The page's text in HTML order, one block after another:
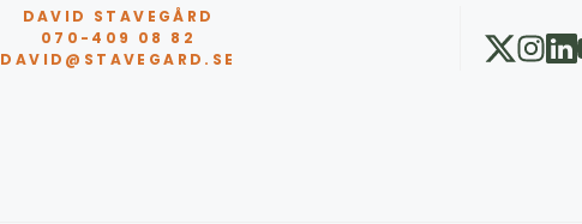
DAVID STAVEGÅRD
070-409 08 82
DAVID@STAVEGARD.SE